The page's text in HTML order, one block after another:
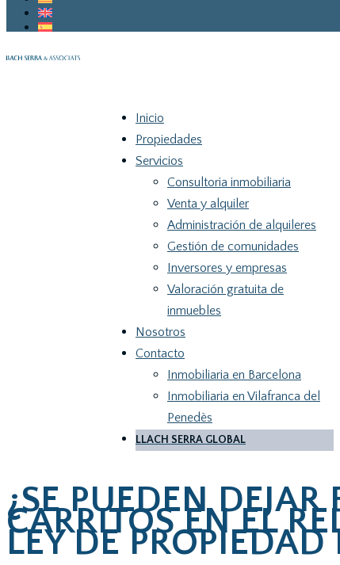
Inicio
Propiedades
Servicios
Consultoria inmobiliaria
Venta y alquiler
Administración de alquileres
Gestión de comunidades
Inversores y empresas
Valoración gratuita de
inmuebles
Nosotros
Contacto
Inmobiliaria en Barcelona
Inmobiliaria en Vilafranca del
Penedès
LLACH SERRA GLOBAL
¿SE PUEDEN DEJAR
CARRITOS EN EL
LEY DE